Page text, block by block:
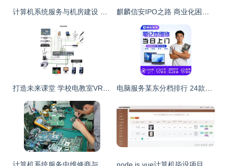
计算机系统服务与机房建设 构筑企业数字化的基石 麒麟信安IPO之路 商业化困境与治理隐忧并存
打造未来课堂 学校电教室VR沉浸式教学改造全攻略 电脑服务某东分档排行 24款高中低档计算机系统服务全解析